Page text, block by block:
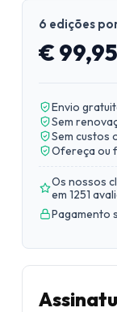
6 edições
€ 99,95
Envio
Sem
Sem custos
Ofereça ou
Os nossos
em 1251
Pagamento